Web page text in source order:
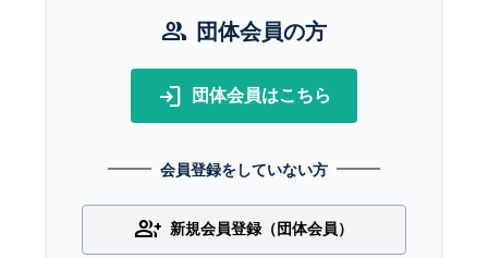
group 団体会員の方
login 団体会員はこちら
会員登録をしていない方
group_add 新規会員登録（団体会員）